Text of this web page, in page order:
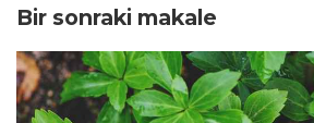
Bir sonraki makale